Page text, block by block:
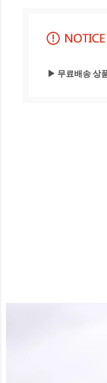
▶ 무료배송 상